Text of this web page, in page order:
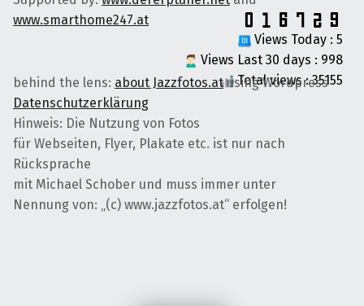
www.smarthome247.at
behind the lens: about Jazzfotos.atusing Wordpress
Datenschutzerklärung
Hinweis: Die Nutzung von Fotos
für Webseiten, Flyer, Plakate etc. ist nur nach
Rücksprache
mit Michael Schober und muss immer unter
Nennung von: „(c) www.jazzfotos.at“ erfolgen!
Views Today : 5
Views Last 30 days : 998
Total views : 35155